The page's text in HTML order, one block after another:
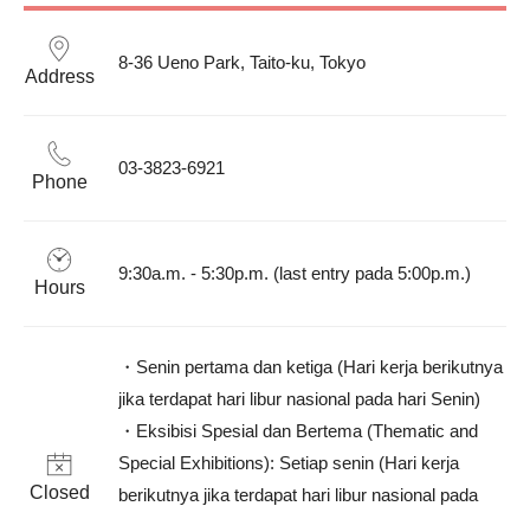
Address
8-36 Ueno Park, Taito-ku, Tokyo
Phone
03-3823-6921
Hours
9:30a.m. - 5:30p.m. (last entry pada 5:00p.m.)
Closed
・Senin pertama dan ketiga (Hari kerja berikutnya
jika terdapat hari libur nasional pada hari Senin)
・Eksibisi Spesial dan Bertema (Thematic and
Special Exhibitions): Setiap senin (Hari kerja
berikutnya jika terdapat hari libur nasional pada